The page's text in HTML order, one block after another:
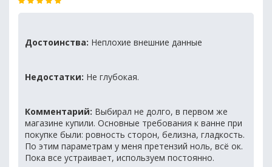
Достоинства: Неплохие внешние данные
Недостатки: Не глубокая.
Комментарий: Выбирал не долго, в первом же
магазине купили. Основные требования к ванне при
покупке были: ровность сторон, белизна, гладкость.
По этим параметрам у меня претензий ноль, всё ок.
Пока все устраивает, используем постоянно.